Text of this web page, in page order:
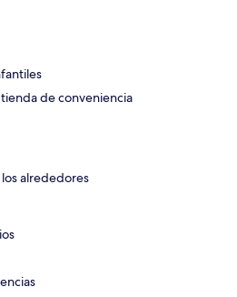
de conveniencia
alrededores